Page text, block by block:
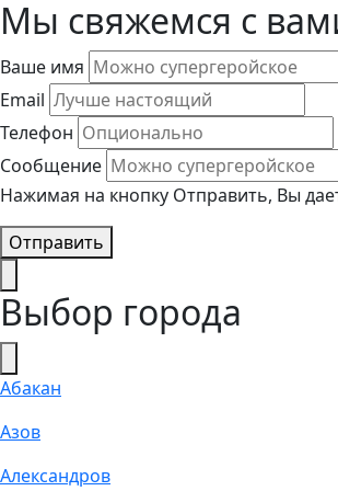
Мы свяжемся с
Ваше имя
Email
Телефон
Сообщение
Нажимая на кнопку Отправить, Вы
Отправить
Выбор города
Абакан
Азов
Александров